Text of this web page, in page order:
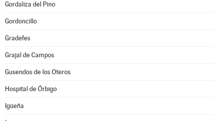
Gordaliza del Pino
Gordoncillo
Gradefes
Grajal de Campos
Gusendos de los Oteros
Hospital de Órbigo
Igüeña